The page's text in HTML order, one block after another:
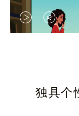
视
停，
视
音，
独具个